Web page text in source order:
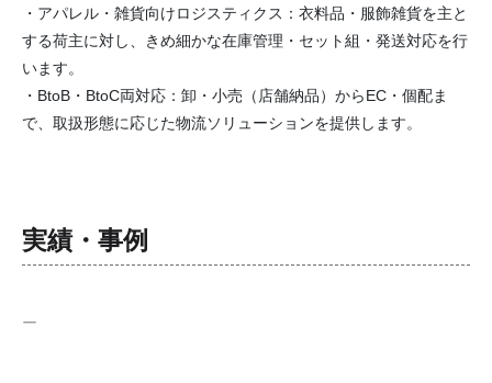
・アパレル・雑貨向けロジスティクス：衣料品・服飾雑貨を主と
する荷主に対し、きめ細かな在庫管理・セット組・発送対応を行
います。
・BtoB・BtoC両対応：卸・小売（店舗納品）からEC・個配ま
で、取扱形態に応じた物流ソリューションを提供します。
実績・事例
ー